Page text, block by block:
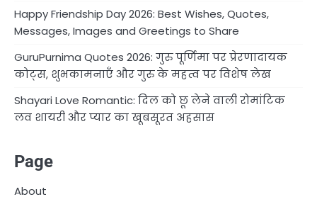
Happy Friendship Day 2026: Best Wishes, Quotes,
Messages, Images and Greetings to Share
GuruPurnima Quotes 2026: गुरु पूर्णिमा पर प्रेरणादायक
कोट्स, शुभकामनाएँ और गुरु के महत्व पर विशेष लेख
Shayari Love Romantic: दिल को छू लेने वाली रोमांटिक
लव शायरी और प्यार का खूबसूरत अहसास
Page
About